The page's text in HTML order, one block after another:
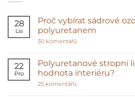
28
Lis
Proč vybírat sádrové
polyuretanem
30 komentářůu
názvem
Proč
vybírat
22
Pro
Polyuretanové stropní
hodnota interiéru?
25 komentářůu